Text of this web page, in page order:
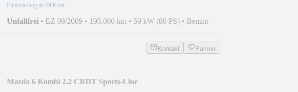
Finanzierung ab 19 € mtl.
Unfallfrei • EZ 09/2009 • 195.000 km • 59 kW (80 PS) • Benzin
Kontakt Parken
Mazda 6 Kombi 2.2 CRDT Sports-Line